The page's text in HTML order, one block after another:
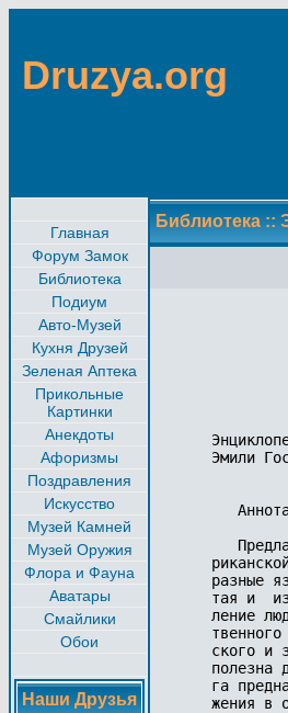
Druzya.org
Главная
Форум Замок
Библиотека
Подиум
Авто-Музей
Кухня Друзей
Зеленая Аптека
Прикольные
Картинки
Анекдоты
Афоризмы
Поздравления
Искусство
Музей Камней
Музей Оружия
Флора и Фауна
Аватары
Смайлики
Обои
Наши Друзья
Библиотека ::
Эмили
разные
тая и
ление
ского и
полезна
га
жения в